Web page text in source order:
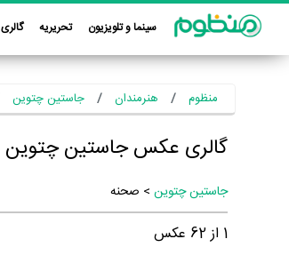
سینما و تلویزیون تحریریه گالری
منظوم هنرمندان جاستین چتوین
گالری عکس جاستین چتوین
جاستین چتوین > صحنه
1 از62 عکس